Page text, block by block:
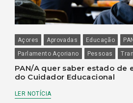
Açores Aprovadas Educação
Parlamento Açoriano
Pessoas
PAN/A quer saber estado de
do Cuidador Educacional
LER NOTÍCIA